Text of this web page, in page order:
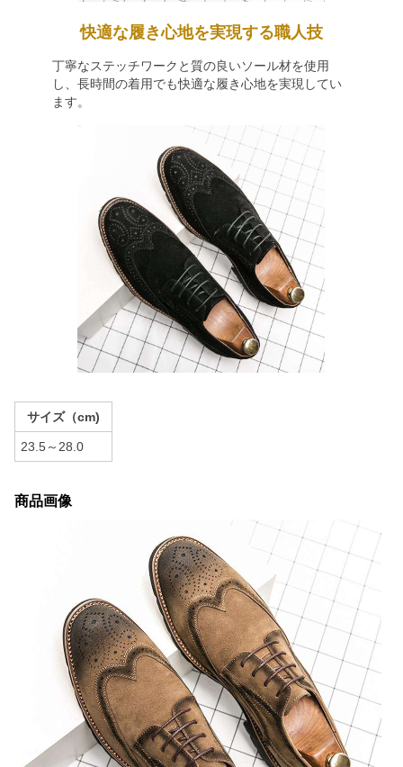
快適な履き心地を実現する職人技
丁寧なステッチワークと質の良いソール材を使用
し、長時間の着用でも快適な履き心地を実現してい
ます。
サイズ（cm)
23.5～28.0
商品画像